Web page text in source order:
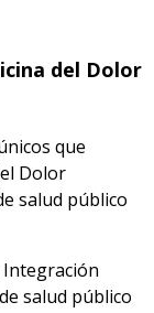
del Dolor
que
Dolor
salud público
Integración
salud público